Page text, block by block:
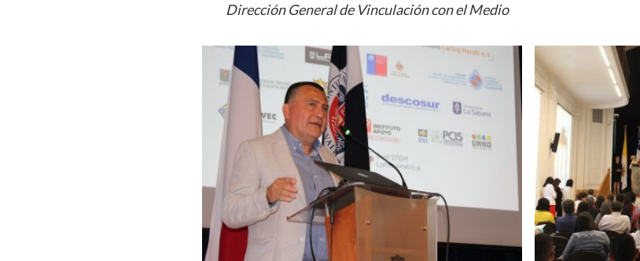
Dirección General de Vinculación con el Medio